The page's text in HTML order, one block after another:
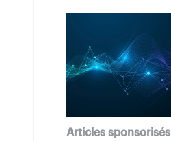
Articles sponsorisés